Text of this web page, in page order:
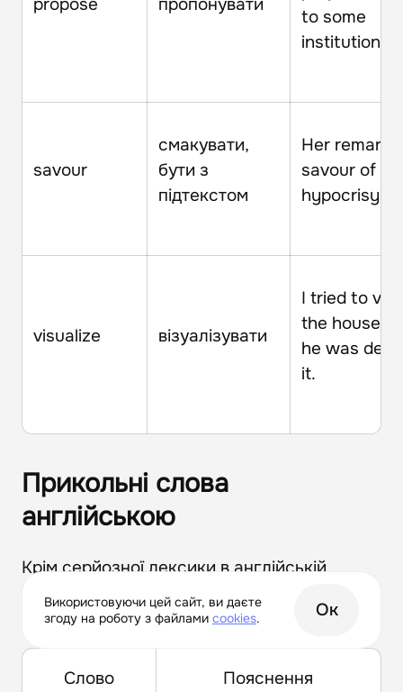
to some
institutions.
savour
смакувати,
бути з
підтекстом
Her remarks
savour of
hypocrisy.
visualize візуалізувати
I tried to
the house
he was
it.
Прикольні слова
англійською
Крім серйозної лексики в англійській
існують прикольні слівця, кількість яких
зростає з кожним роком.
Слово Пояснення
Використовуючи цей сайт, ви даєте
згоду на роботу з файлами сookies. Ок